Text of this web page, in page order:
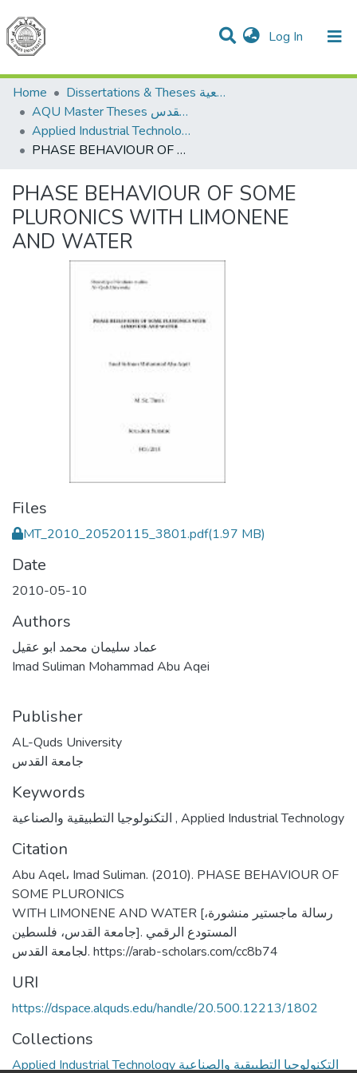
Log In (current)
Communities & Collections
All of DSpace
Home
Dissertations & Theses الرسائل الجامعية
AQU Master Theses الرسائل الجامعية الخاصة بجامعة القدس
Applied Industrial Technology التكنولوجيا التطبيقية والصناعية
PHASE BEHAVIOUR OF SOME PLURONICS WITH LIMONENE AND WATER
PHASE BEHAVIOUR OF SOME
PLURONICS WITH LIMONENE
AND WATER
Files
MT_2010_20520115_3801.pdf(1.97 MB)
Date
2010-05-10
Authors
عماد سليمان محمد ابو عقيل
Imad Suliman Mohammad Abu Aqei
Publisher
AL-Quds University
جامعة القدس
Keywords
, Applied Industrial Technology
Citation
Abu Aqel، Imad Suliman. (2010). PHASE BEHAVIOUR OF
SOME PLURONICS
WITH LIMONENE AND WATER [رسالة ماجستير منشورة،
جامعة القدس، فلسطين]. المستودع الرقمي
لجامعة القدس. https://arab-scholars.com/cc8b74
URI
https://dspace.alquds.edu/handle/20.500.12213/1802
Collections
Applied Industrial Technology التكنولوجيا التطبيقية والصناعية